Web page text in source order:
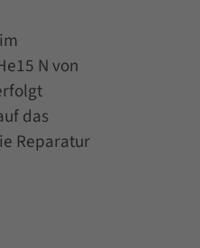
N von
das
Reparatur